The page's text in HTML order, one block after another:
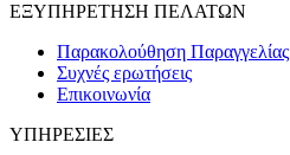
ΕΞΥΠΗΡΕΤΗΣΗ ΠΕΛΑΤΩΝ
Παρακολούθηση Παραγγελίας
Συχνές ερωτήσεις
Επικοινωνία
ΥΠΗΡΕΣΙΕΣ